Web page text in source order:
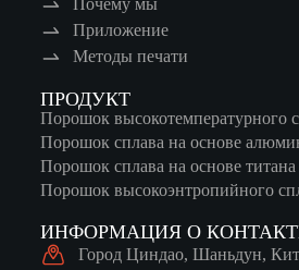
Почему мы
Приложение
Методы печати
ПРОДУКТ
Порошок высокотемпературного
Порошок сплава на основе
Порошок сплава на основе титана
Порошок высокоэнтропийного
ИНФОРМАЦИЯ О
Город Циндао, Шаньдун,